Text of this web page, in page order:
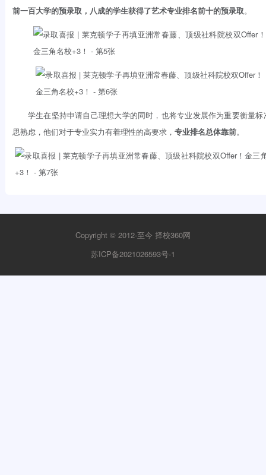
前一百大学的预录取，八成的学生获得了艺术专业排名前十的预录取。
学生在坚持申请自己理想大学的同时，也将专业发展作为重要衡量标
思熟虑，他们对于专业实力有着理性的高要求， 专业排名总体靠前。
Copyright © 2012-至今 择校360网
苏ICP备2021026593号-1